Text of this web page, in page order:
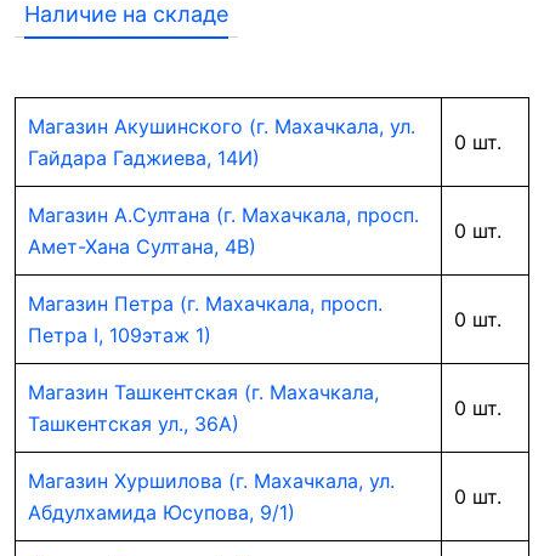
Наличие на складе
Магазин Акушинского (г. Махачкала, ул.
Гайдара Гаджиева, 14И)
0 шт.
Магазин А.Султана (г. Махачкала, просп.
Амет-Хана Султана, 4В)
0 шт.
Магазин Петра (г. Махачкала, просп.
Петра I, 109этаж 1)
0 шт.
Магазин Ташкентская (г. Махачкала,
Ташкентская ул., 36А)
0 шт.
Магазин Хуршилова (г. Махачкала, ул.
Абдулхамида Юсупова, 9/1)
0 шт.